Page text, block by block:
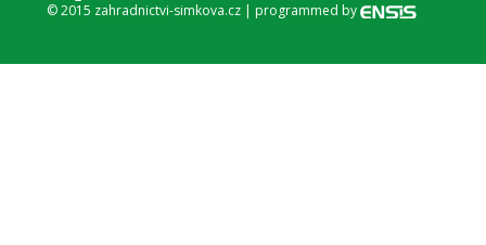
© 2015 zahradnictvi-simkova.cz | programmed by